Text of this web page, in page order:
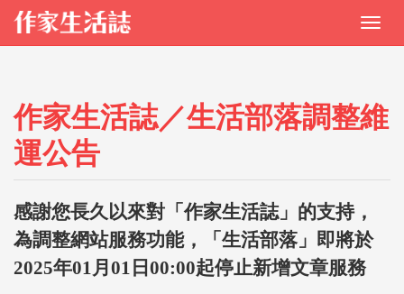
作家生活誌／生活部落調整維
運公告
感謝您長久以來對「作家生活誌」的支持，
為調整網站服務功能，「生活部落」即將於
2025年01月01日00:00起停止新增文章服務